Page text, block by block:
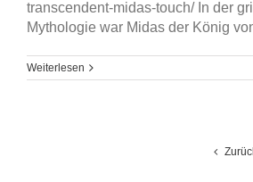
transcendent-midas-touch/ In der
Mythologie war Midas der König
Weiterlesen